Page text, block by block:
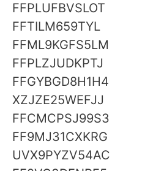
FFPLUFBVSLOT
FFTILM659TYL
FFML9KGFS5LM
FFPLZJUDKPTJ
FFGYBGD8H1H4
XZJZE25WEFJJ
FFCMCPSJ99S3
FF9MJ31CXKRG
UVX9PYZV54AC